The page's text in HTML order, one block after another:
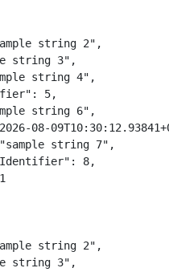
string 2",
string 3",
string 4",
5,
string 6",
08-
string 7",
8,
string 2",
string 3",